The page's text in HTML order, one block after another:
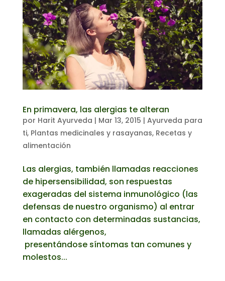
En primavera, las alergias te alteran
por Harit Ayurveda | Mar 13, 2015 | Ayurveda para
ti, Plantas medicinales y rasayanas, Recetas y
alimentación
Las alergias, también llamadas reacciones
de hipersensibilidad, son respuestas
exageradas del sistema inmunológico (las
defensas de nuestro organismo) al entrar
en contacto con determinadas sustancias,
llamadas alérgenos,
presentándose síntomas tan comunes y
molestos...